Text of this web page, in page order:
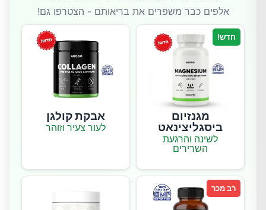
אלפים כבר משפרים את בריאותם - הצטרפו גם!
חדש!
מגנזיום
ביסגליצינאט
לשינה והרגעת
השרירים
אבקת קולגן
לעור צעיר וזוהר
רב מכר